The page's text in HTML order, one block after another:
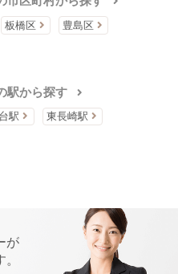
板橋区 豊島区
駅から探す
駅 東長崎駅
が